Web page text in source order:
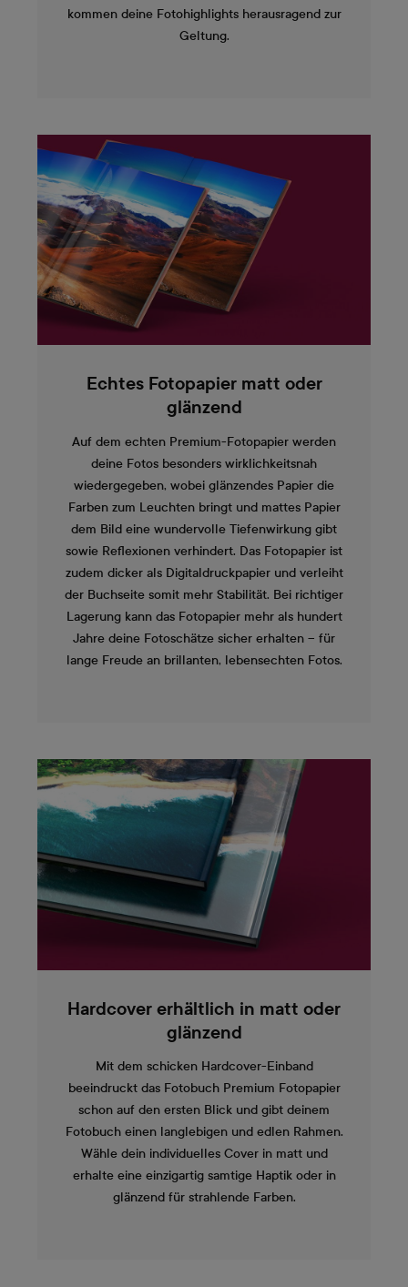
kommen deine Fotohighlights herausragend zur
Geltung.
Echtes Fotopapier matt oder
glänzend
Auf dem echten Premium-Fotopapier werden
deine Fotos besonders wirklichkeitsnah
wiedergegeben, wobei glänzendes Papier die
Farben zum Leuchten bringt und mattes Papier
dem Bild eine wundervolle Tiefenwirkung gibt
sowie Reflexionen verhindert. Das Fotopapier ist
zudem dicker als Digitaldruckpapier und verleiht
der Buchseite somit mehr Stabilität. Bei richtiger
Lagerung kann das Fotopapier mehr als hundert
Jahre deine Fotoschätze sicher erhalten – für
lange Freude an brillanten, lebensechten Fotos.
Hardcover erhältlich in matt oder
glänzend
Mit dem schicken Hardcover-Einband
beeindruckt das Fotobuch Premium Fotopapier
schon auf den ersten Blick und gibt deinem
Fotobuch einen langlebigen und edlen Rahmen.
Wähle dein individuelles Cover in matt und
erhalte eine einzigartig samtige Haptik oder in
glänzend für strahlende Farben.